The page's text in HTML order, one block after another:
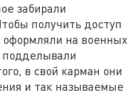
забирали
получить доступ
оформляли на военных
подделывали
в свой карман они
и так называемые